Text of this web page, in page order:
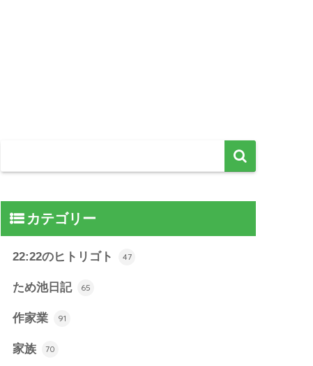
カテゴリー
22:22のヒトリゴト 47
ため池日記 65
作家業 91
家族 70